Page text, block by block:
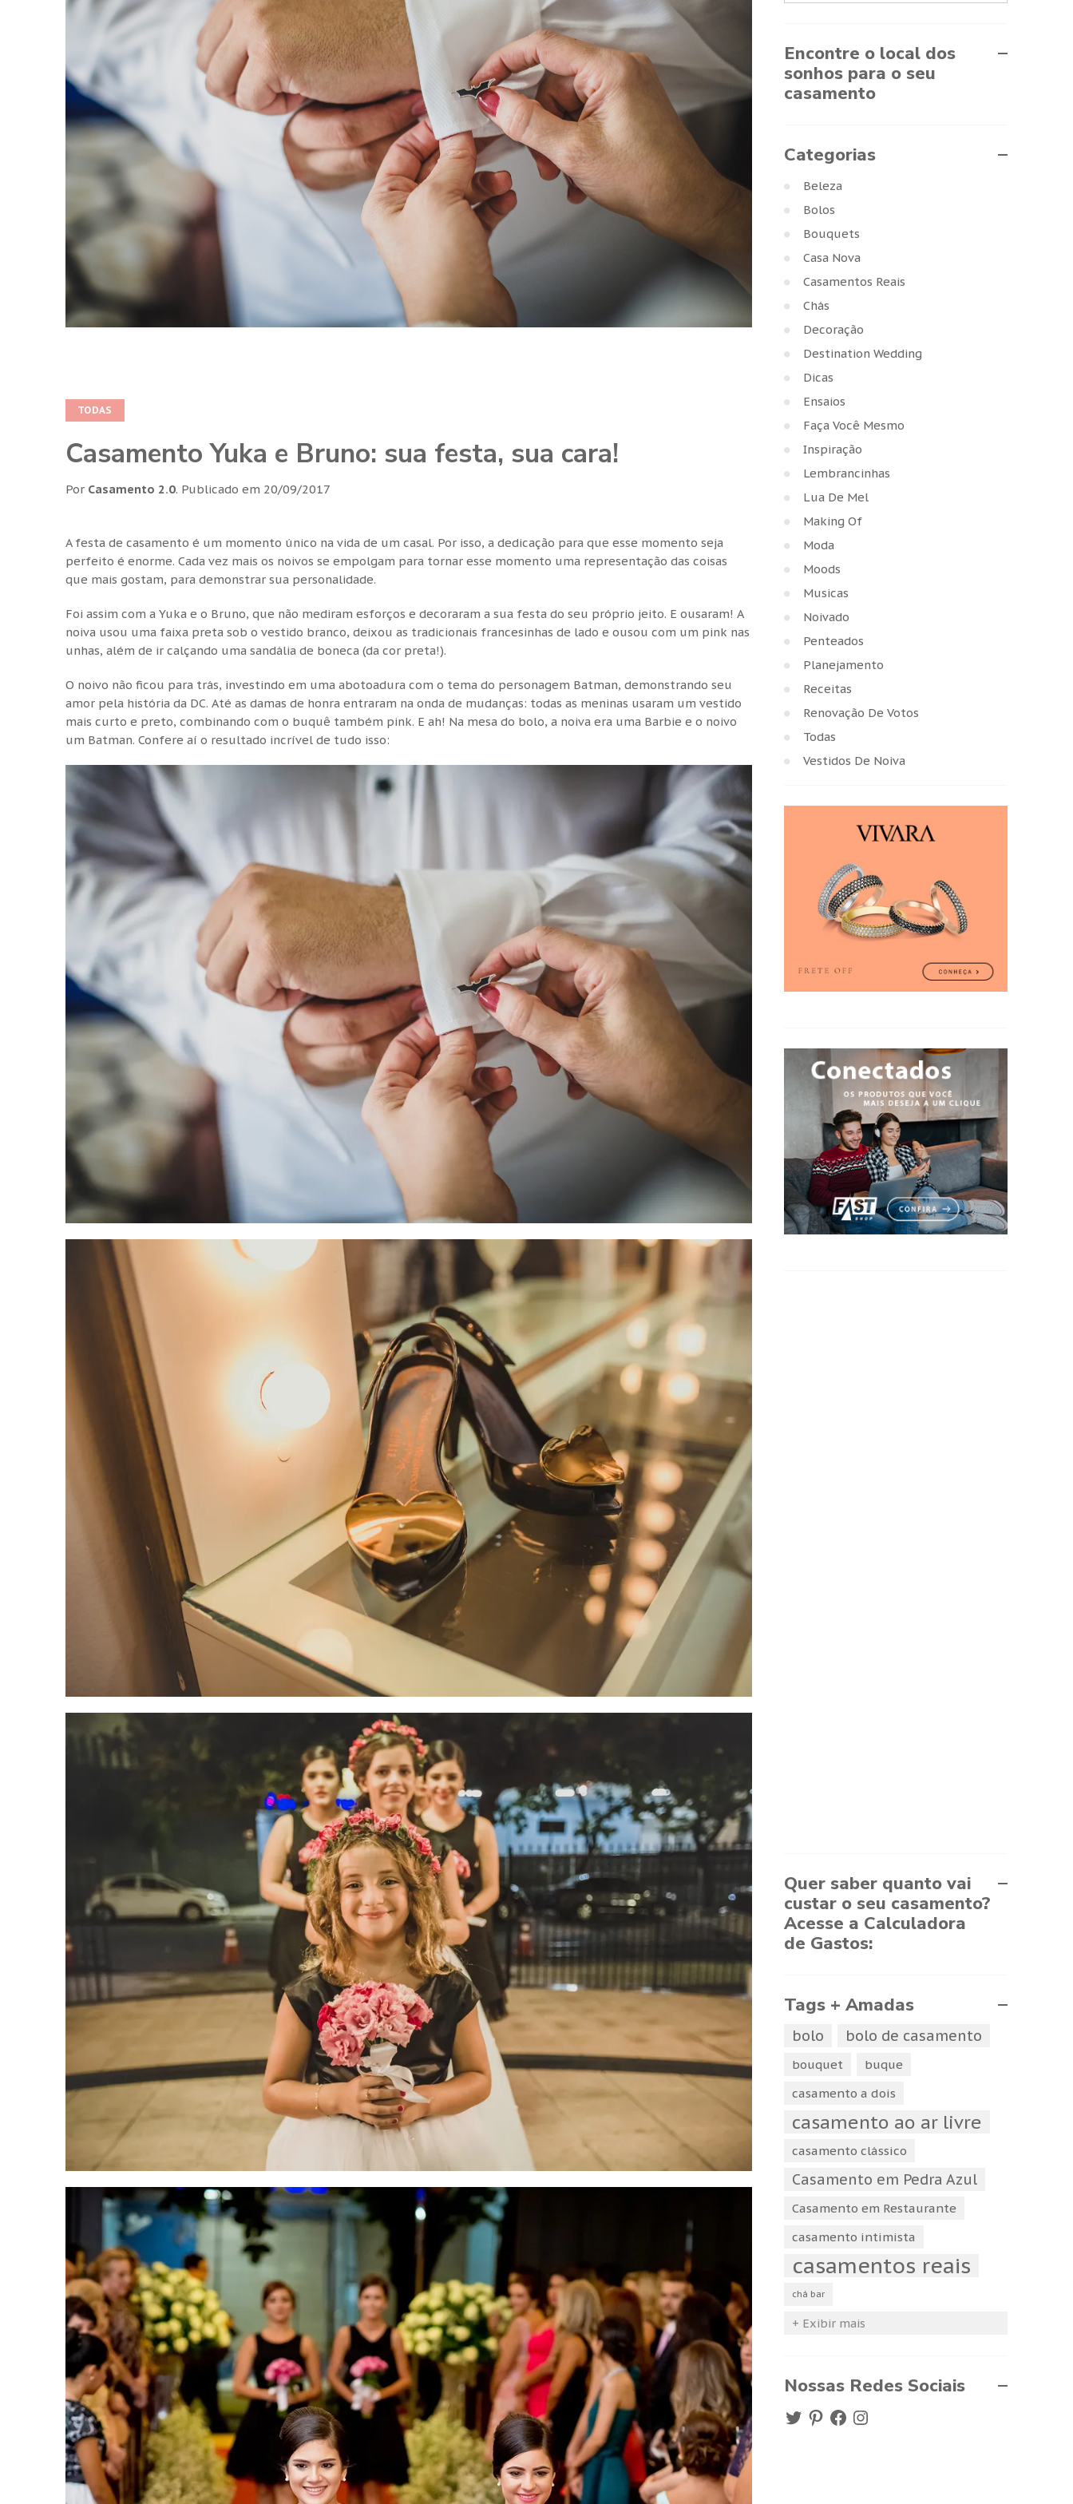
TODAS
Casamento Yuka e Bruno: sua festa, sua cara!
Por Casamento 2.0. Publicado em 20/09/2017
A festa de casamento é um momento único na vida de um casal. Por isso, a dedicação para que esse momento seja
perfeito é enorme. Cada vez mais os noivos se empolgam para tornar esse momento uma representação das coisas
que mais gostam, para demonstrar sua personalidade.
Foi assim com a Yuka e o Bruno, que não mediram esforços e decoraram a sua festa do seu próprio jeito. E ousaram! A
noiva usou uma faixa preta sob o vestido branco, deixou as tradicionais francesinhas de lado e ousou com um pink nas
unhas, além de ir calçando uma sandália de boneca (da cor preta!).
O noivo não ficou para trás, investindo em uma abotoadura com o tema do personagem Batman, demonstrando seu
amor pela história da DC. Até as damas de honra entraram na onda de mudanças: todas as meninas usaram um vestido
mais curto e preto, combinando com o buquê também pink. E ah! Na mesa do bolo, a noiva era uma Barbie e o noivo
um Batman. Confere aí o resultado incrível de tudo isso:
Encontre o local dos
sonhos para o seu
casamento
Categorias
Beleza
Bolos
Bouquets
Casa Nova
Casamentos Reais
Chás
Decoração
Destination Wedding
Dicas
Ensaios
Faça Você Mesmo
Inspiração
Lembrancinhas
Lua De Mel
Making Of
Moda
Moods
Musicas
Noivado
Penteados
Planejamento
Receitas
Renovação De Votos
Todas
Vestidos De Noiva
Quer saber quanto vai
custar o seu casamento?
Acesse a Calculadora
de Gastos:
Tags + Amadas
bolo bolo de casamento
bouquet
buque
casamento a dois
casamento ao ar livre
casamento clássico
Casamento em Pedra Azul
Casamento em Restaurante
casamento intimista
casamentos reais
chá bar
+ Exibir mais
Nossas Redes Sociais